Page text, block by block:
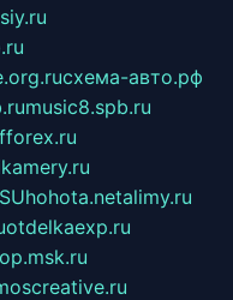
схема-авто.рф
music8.spb.ru
hohota.netalimy.ru
otdelkaexp.ru